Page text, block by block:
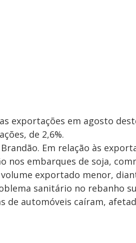
exportações em agosto
de 2,6%.
Em relação às
nos embarques de soja,
exportado menor,
sanitário no rebanho
de automóveis caíram,